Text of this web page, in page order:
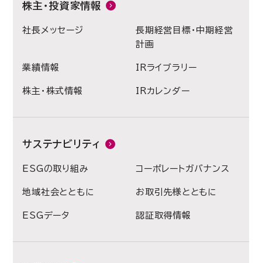
株主・投資家情報
社長メッセージ
長期経営目標・中期経営
計画
業績情報 IRライブラリー
株主・株式情報 IRカレンダー
サステナビリティ
ESGの取り組み コーポレートガバナンス
地域社会とともに お取引先様とともに
ESGデータ 認証取得情報